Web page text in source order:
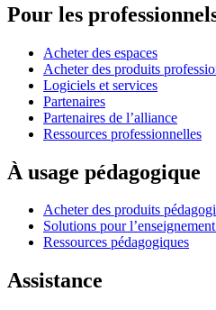
Pour les
Acheter des espaces
Acheter des produits
Logiciels et services
Partenaires
Partenaires de l’alliance
Ressources professionnelles
À usage pédagogique
Acheter des produits
Solutions pour
Ressources pédagogiques
Assistance